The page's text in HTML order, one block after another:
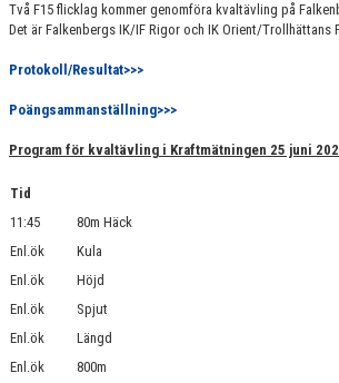
Två F15 flicklag kommer genomföra kvaltävling på
Det är Falkenbergs IK/IF Rigor och IK Orient/Trollhättans
Protokoll/Resultat>>>
Poängsammanställning>>>
Program för kvaltävling i Kraftmätningen 25 juni
Tid
11:45
80m Häck
Enl.ök
Kula
Enl.ök
Höjd
Enl.ök
Spjut
Enl.ök
Längd
Enl.ök
800m